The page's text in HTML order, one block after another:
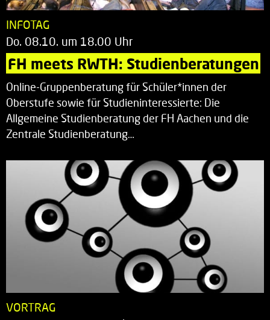
INFOTAG
Do. 08.10. um 18.00 Uhr
FH meets RWTH: Studienberatungen
Online-Gruppenberatung für Schüler*innen der
Oberstufe sowie für Studieninteressierte: Die
Allgemeine Studienberatung der FH Aachen und die
Zentrale Studienberatung…
VORTRAG